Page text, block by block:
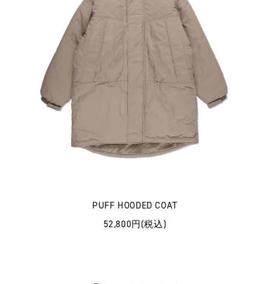
PUFF HOODED COAT
52,800円(税込)